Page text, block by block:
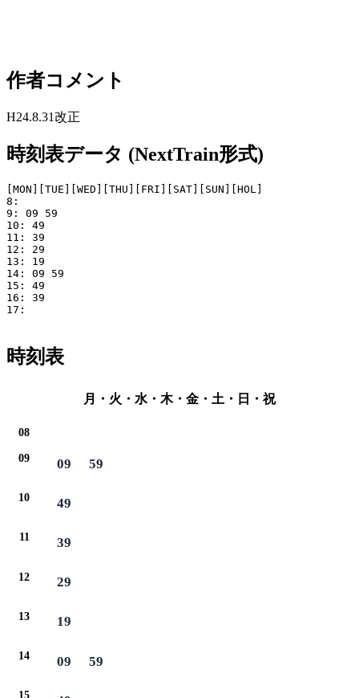
作者コメント
H24.8.31改正
時刻表データ (NextTrain形式)
[MON][TUE][WED][THU][FRI][SAT][SUN][HOL]
8:
9: 09 59
10: 49
11: 39
12: 29
13: 19
14: 09 59
15: 49
16: 39
17:
時刻表
月・火・水・木・金・土・日・祝
08
09 09 59
10 49
11 39
12 29
13 19
14 09 59
15